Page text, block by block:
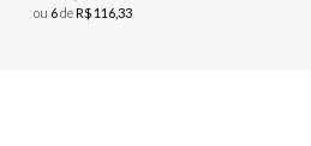
ou 6deR$ 116,33